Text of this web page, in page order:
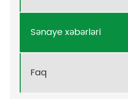
Sənaye xəbərləri
Faq